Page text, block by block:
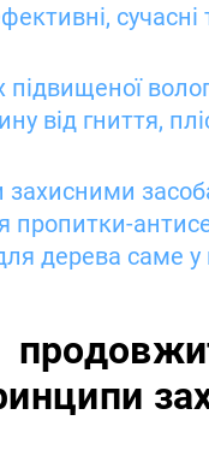
від гниття,
пропитки-
дерева саме у